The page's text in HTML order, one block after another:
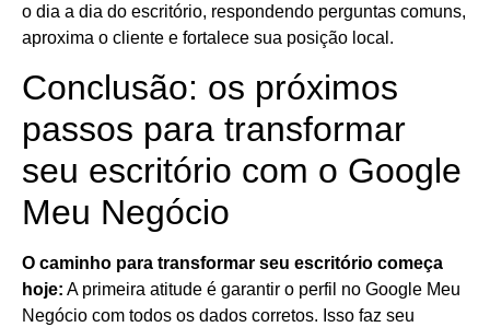
o dia a dia do escritório, respondendo perguntas comuns,
aproxima o cliente e fortalece sua posição local.
Conclusão: os próximos
passos para transformar
seu escritório com o Google
Meu Negócio
O caminho para transformar seu escritório começa
hoje: A primeira atitude é garantir o perfil no Google Meu
Negócio com todos os dados corretos. Isso faz seu